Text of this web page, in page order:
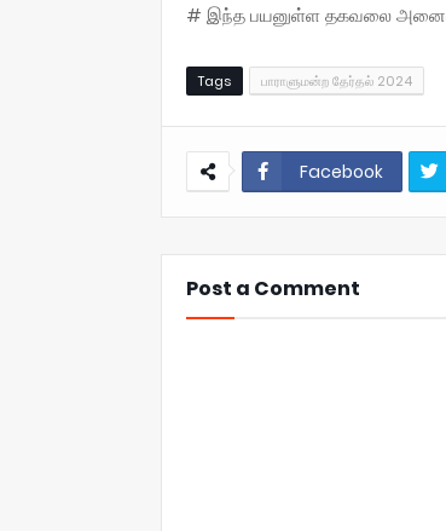
# இந்த பயனுள்ள தகவலை
Tags பாராளுமன்ற தேர்தல் 2024
Facebook
Post a Comment